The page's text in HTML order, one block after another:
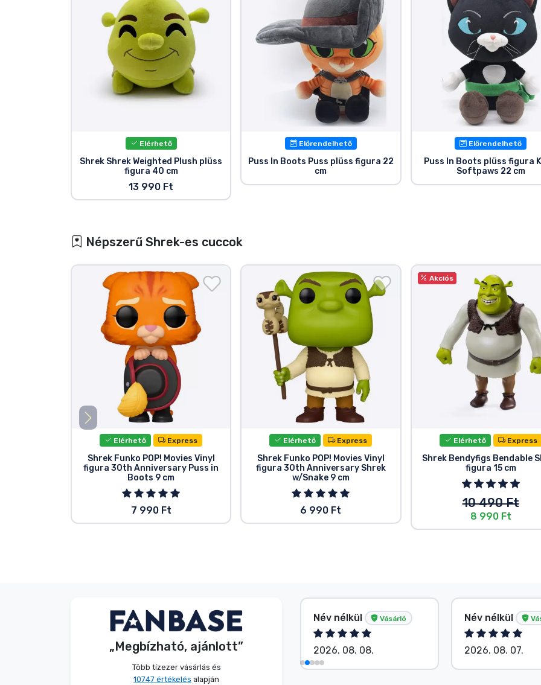
Elérhető
Shrek Shrek Weighted Plush plüss
figura 40 cm
13 990 Ft
Előrendelhető
Puss In Boots Puss plüss figura 22
cm
Előrendelhető
Puss In Boots plüss figura
Softpaws 22 cm
Népszerű Shrek-es cuccok
Elérhető Express
Shrek Funko POP! Movies Vinyl
figura 30th Anniversary Puss in
Boots 9 cm
7 990 Ft
Elérhető Express
Shrek Funko POP! Movies Vinyl
figura 30th Anniversary Shrek
w/Snake 9 cm
6 990 Ft
Akciós
Elérhető Express
Shrek Bendyfigs Bendable
figura 15 cm
10 490 Ft
8 990 Ft
„Megbízható, ajánlott”
Több tízezer vásárlás és
10747 értékelés alapján
Dávid Sulyok Vásárló
2026. 08. 08.
Név nélkül Vásárló
2026. 08. 08.
Név nélkül
2026. 08. 07.